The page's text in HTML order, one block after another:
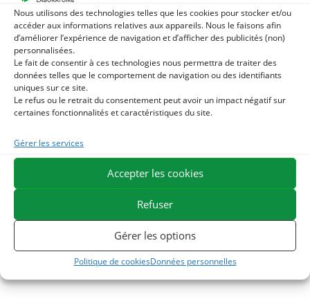
Nous utilisons des technologies telles que les cookies pour stocker et/ou
accéder aux informations relatives aux appareils. Nous le faisons afin
d’améliorer l’expérience de navigation et d’afficher des publicités (non)
personnalisées.
Le fait de consentir à ces technologies nous permettra de traiter des
données telles que le comportement de navigation ou des identifiants
uniques sur ce site.
Le refus ou le retrait du consentement peut avoir un impact négatif sur
certaines fonctionnalités et caractéristiques du site.
Gérer les services
Accepter les cookies
Refuser
Gérer les options
Politique de cookiesDonnées personnelles
AVIS CLIENTS
Ils pourraient vous plaire
TERRE DE DIATOMEE - PARASITES EXTERNES CHEVAL
LEVURE ACTIVE + - PROBIOTIQUE CHEVAL - FLORE
INTESTINALE ET DIGESTION
HUILE D'ALGUES - OMEGA 3 CHEVAL - DHA ET EPA